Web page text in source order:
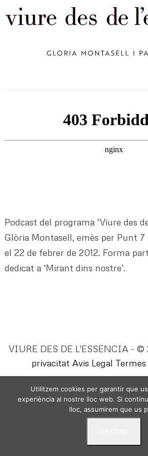
Podcast del programa ‘Viure des de
Glòria Montasell, emès per Punt 7
el 22 de febrer de 2012. Forma
dedicat a ‘Mirant dins nostre’.
VIURE DES DE L'ESSENCIA - ©
privacitat Avis Legal
Utilitzem cookies per garantir que
experiència al nostre lloc web. Si
lloc, assumirem que us